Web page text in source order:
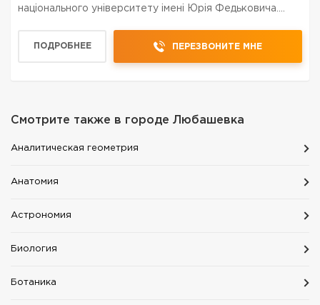
національного університету імені Юрія Федьковича.
ПОДРОБНЕЕ ПЕРЕЗВОНИТЕ МНЕ
Смотрите также в городе Любашевка
Aналитическая геометрия
Aнатомия
Астрономия
Биология
Ботаника